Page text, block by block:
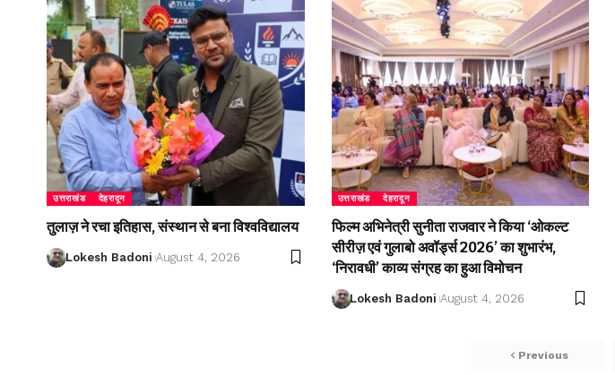
उत्तराखंड देहरादून
तुलाज़ ने रचा इतिहास, संस्थान से बना विश्वविद्यालय
Lokesh Badoni August 4, 2026
उत्तराखंड देहरादून
फिल्म अभिनेत्री सुनीता राजवार ने किया ‘ओकल्ट
सीरीज़ एवं गुलाबो अवॉर्ड्स 2026’ का शुभारंभ,
‘निरावधी’ काव्य संग्रह का हुआ विमोचन
Lokesh Badoni August 4, 2026
Previous